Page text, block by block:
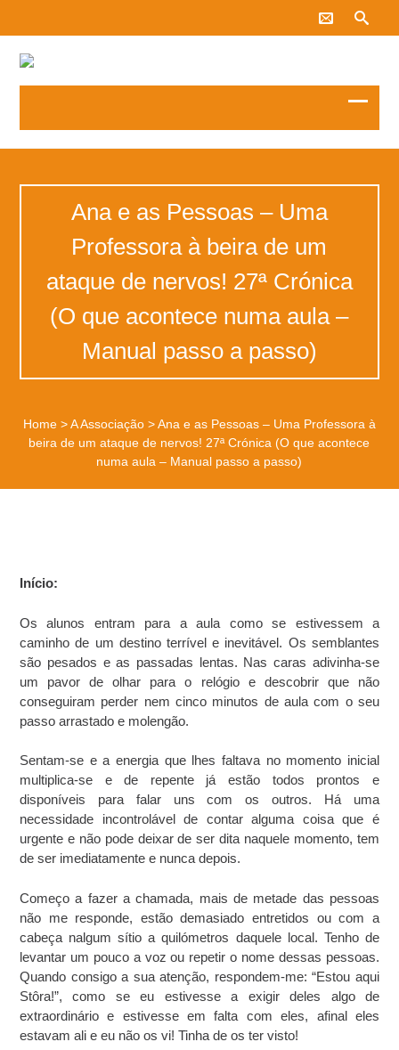
Ana e as Pessoas – Uma
Professora à beira de um
ataque de nervos! 27ª Crónica
(O que acontece numa aula –
Manual passo a passo)
Home>A Associação>Ana e as Pessoas – Uma Professora à
beira de um ataque de nervos! 27ª Crónica (O que acontece
numa aula – Manual passo a passo)
Início:
Os alunos entram para a aula como se estivessem a
caminho de um destino terrível e inevitável. Os semblantes
são pesados e as passadas lentas. Nas caras adivinha-se
um pavor de olhar para o relógio e descobrir que não
conseguiram perder nem cinco minutos de aula com o seu
passo arrastado e molengão.
Sentam-se e a energia que lhes faltava no momento inicial
multiplica-se e de repente já estão todos prontos e
disponíveis para falar uns com os outros. Há uma
necessidade incontrolável de contar alguma coisa que é
urgente e não pode deixar de ser dita naquele momento, tem
de ser imediatamente e nunca depois.
Começo a fazer a chamada, mais de metade das pessoas
não me responde, estão demasiado entretidos ou com a
cabeça nalgum sítio a quilómetros daquele local. Tenho de
levantar um pouco a voz ou repetir o nome dessas pessoas.
Quando consigo a sua atenção, respondem-me: “Estou aqui
Stôra!”, como se eu estivesse a exigir deles algo de
extraordinário e estivesse em falta com eles, afinal eles
estavam ali e eu não os vi! Tinha de os ter visto!